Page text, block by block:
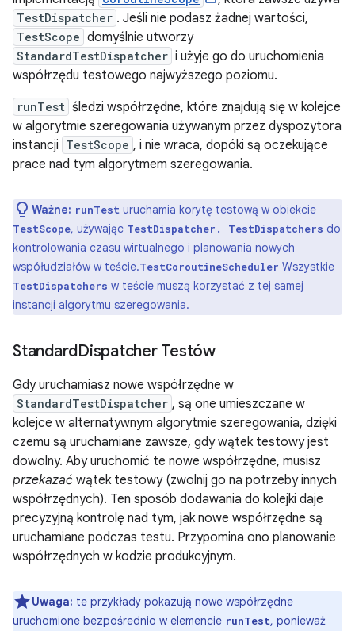
TestDispatcher . Jeśli nie podasz żadnej wartości,
TestScope domyślnie utworzy
StandardTestDispatcher i użyje go do uruchomienia
współrzędu testowego najwyższego poziomu.
runTest śledzi współrzędne, które znajdują się w kolejce
w algorytmie szeregowania używanym przez dyspozytora
instancji TestScope , i nie wraca, dopóki są oczekujące
prace nad tym algorytmem szeregowania.
Ważne: runTest uruchamia korytę testową w obiekcie
TestScope, używając TestDispatcher. TestDispatchers do
kontrolowania czasu wirtualnego i planowania nowych
współudziałów w teście.TestCoroutineScheduler Wszystkie
TestDispatchers w teście muszą korzystać z tej samej
instancji algorytmu szeregowania.
StandardDispatcher Testów
Gdy uruchamiasz nowe współrzędne w
StandardTestDispatcher , są one umieszczane w
kolejce w alternatywnym algorytmie szeregowania, dzięki
czemu są uruchamiane zawsze, gdy wątek testowy jest
dowolny. Aby uruchomić te nowe współrzędne, musisz
przekazać wątek testowy (zwolnij go na potrzeby innych
współrzędnych). Ten sposób dodawania do kolejki daje
precyzyjną kontrolę nad tym, jak nowe współrzędne są
uruchamiane podczas testu. Przypomina ono planowanie
współrzędnych w kodzie produkcyjnym.
Uwaga: te przykłady pokazują nowe współrzędne
uruchomione bezpośrednio w elemencie runTest, ponieważ